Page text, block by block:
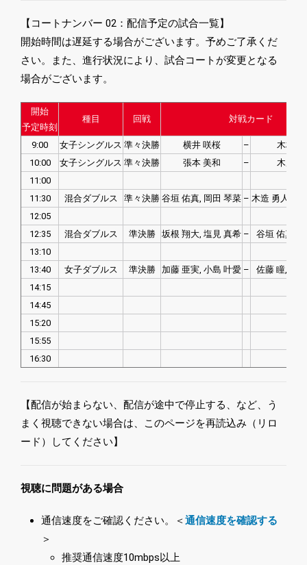
【コートナンバー 02：配信予定の試合一覧】
開始時間は遅延する場合がございます。予めご了承くだ
さい。また、進行状況により、試合コートが変更となる
場合がございます。
開始
予定時刻
種目 回戦 対戦カード
9:00 女子シングルス 準々決勝 横井 咲桜 –
木村
10:00
女子シングルス 準々決勝 張本 美和 –
木原
11:00
11:30
混合ダブルス 準々決勝 谷垣 佑真, 岡田 琴菜 – 木造 勇人, 安
12:05
12:35
混合ダブルス 準決勝 坂根 翔大, 塩見 真希 –
谷垣 佑真,
13:10
13:40
女子ダブルス 準決勝 加藤 亜実, 小島 叶愛 –
佐藤 瞳, 橋
14:15
14:45
15:20
15:55
16:30
【配信が始まらない、配信が途中で停止する、など、う
まく視聴できない場合は、このページを再読込み（リロ
ード）してください】
視聴に問題がある場合
通信速度をご確認ください。＜通信速度を確認する
＞
推奨通信速度10mbps以上